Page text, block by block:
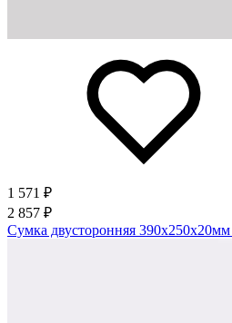
1 571 ₽
2 857 ₽
Сумка двусторонняя